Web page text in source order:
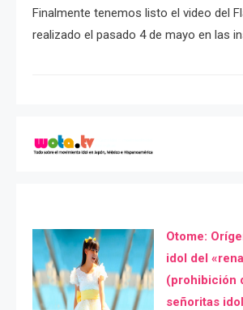
Finalmente tenemos listo el video del
realizado el pasado 4 de mayo en las
Otome:
idol del
(prohibición
señoritas idol